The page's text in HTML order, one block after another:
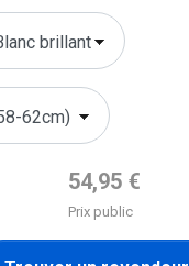
Prix de base
54,95 €
Prix public